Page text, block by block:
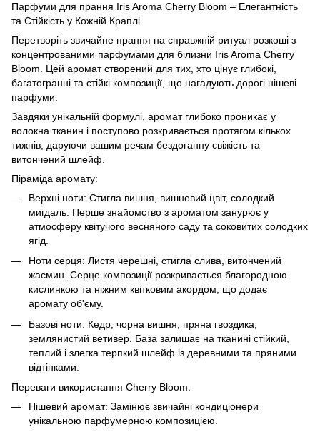
Парфуми для прання Iris Aroma Cherry Bloom – Елегантність
та Стійкість у Кожній Краплі
Перетворіть звичайне прання на справжній ритуал розкоші з
концентрованими парфумами для білизни Iris Aroma Cherry
Bloom . Цей аромат створений для тих, хто цінує глибокі,
багатогранні та стійкі композиції, що нагадують дорогі нішеві
парфуми.
Завдяки унікальній формулі, аромат глибоко проникає у
волокна тканин і поступово розкривається протягом кількох
тижнів, даруючи вашим речам бездоганну свіжість та
витончений шлейф.
Піраміда аромату:
Верхні ноти: Стигла вишня, вишневий цвіт, солодкий
мигдаль. Перше знайомство з ароматом занурює у
атмосферу квітучого весняного саду та соковитих солодких
ягід.
Ноти серця: Листя черешні, стигла слива, витончений
жасмин. Серце композиції розкривається благородною
кислинкою та ніжним квітковим акордом, що додає
аромату об'єму.
Базові ноти: Кедр, чорна вишня, пряна гвоздика,
землянистий ветивер. База залишає на тканині стійкий,
теплий і злегка терпкий шлейф із деревними та пряними
відтінками.
Переваги використання Cherry Bloom:
Нішевий аромат: Замінює звичайні кондиціонери
унікальною парфумерною композицією.